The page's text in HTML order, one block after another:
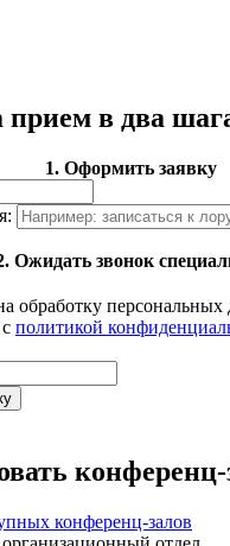
прием в два
1. Оформить заявку
Ожидать звонок
обработку
политикой
конференц-
конференц-залов